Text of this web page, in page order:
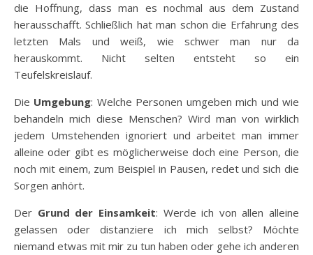
die Hoffnung, dass man es nochmal aus dem Zustand
herausschafft. Schließlich hat man schon die Erfahrung des
letzten Mals und weiß, wie schwer man nur da
herauskommt. Nicht selten entsteht so ein
Teufelskreislauf.
Die Umgebung: Welche Personen umgeben mich und wie
behandeln mich diese Menschen? Wird man von wirklich
jedem Umstehenden ignoriert und arbeitet man immer
alleine oder gibt es möglicherweise doch eine Person, die
noch mit einem, zum Beispiel in Pausen, redet und sich die
Sorgen anhört.
Der Grund der Einsamkeit: Werde ich von allen alleine
gelassen oder distanziere ich mich selbst? Möchte
niemand etwas mit mir zu tun haben oder gehe ich anderen